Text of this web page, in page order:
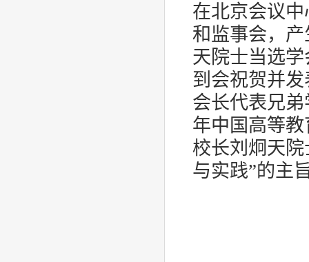
在北京会议
和监事会，
天院士当选
到会祝贺并
会长代表兄
年中国高等
校长刘炯天
与实践”的主